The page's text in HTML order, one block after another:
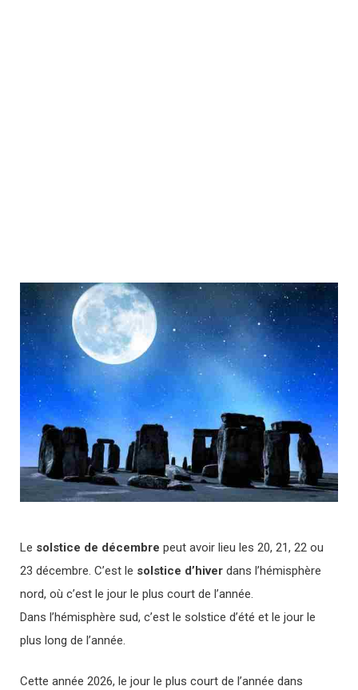
Le solstice de décembre peut avoir lieu les 20, 21, 22 ou
23 décembre. C’est le solstice d’hiver dans l’hémisphère
nord, où c’est le jour le plus court de l’année.
Dans l’hémisphère sud, c’est le solstice d’été et le jour le
plus long de l’année.
Cette année 2026, le jour le plus court de l’année dans